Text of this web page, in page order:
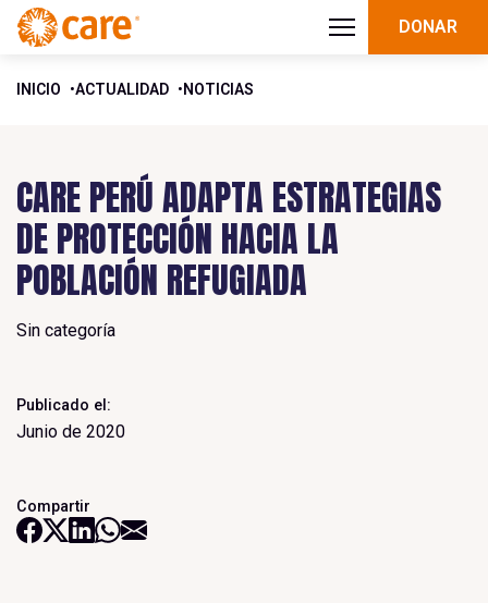
DONAR
INICIO ACTUALIDAD NOTICIAS
CARE PERÚ ADAPTA ESTRATEGIAS
DE PROTECCIÓN HACIA LA
POBLACIÓN REFUGIADA
Sin categoría
Publicado el:
Junio de 2020
Compartir